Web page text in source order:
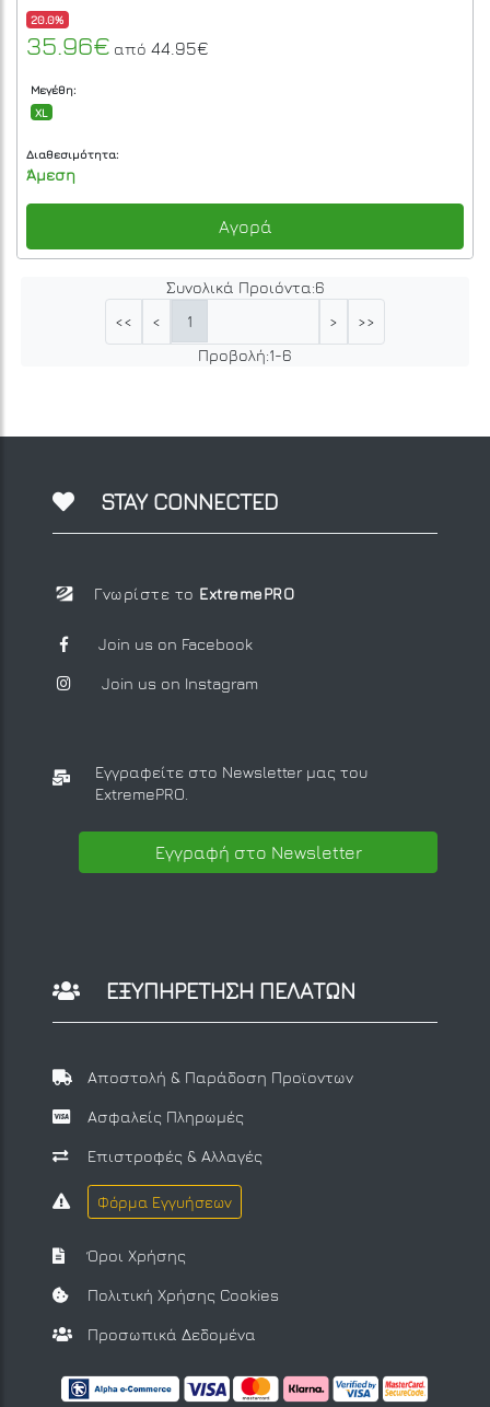
20.0%
35.96€ από 44.95€
Μεγέθη:
XL
Διαθεσιμότητα:
Άμεση
Αγορά
Συνολικά Προιόντα:6
<<
< 1 >
>>
Προβολή:1-6
STAY CONNECTED
Γνωρίστε το ExtremePRO
Join us on Facebook
Join us on Instagram
Εγγραφείτε στο Newsletter μας του
ExtremePRO.
Εγγραφή στο Newsletter
ΕΞΥΠΗΡΕΤΗΣΗ ΠΕΛΑΤΩΝ
Αποστολή & Παράδοση Προϊοντων
Ασφαλείς Πληρωμές
Επιστροφές & Αλλαγές
Φόρμα Εγγυήσεων
Όροι Χρήσης
Πολιτική Χρήσης Cookies
Προσωπικά Δεδομένα